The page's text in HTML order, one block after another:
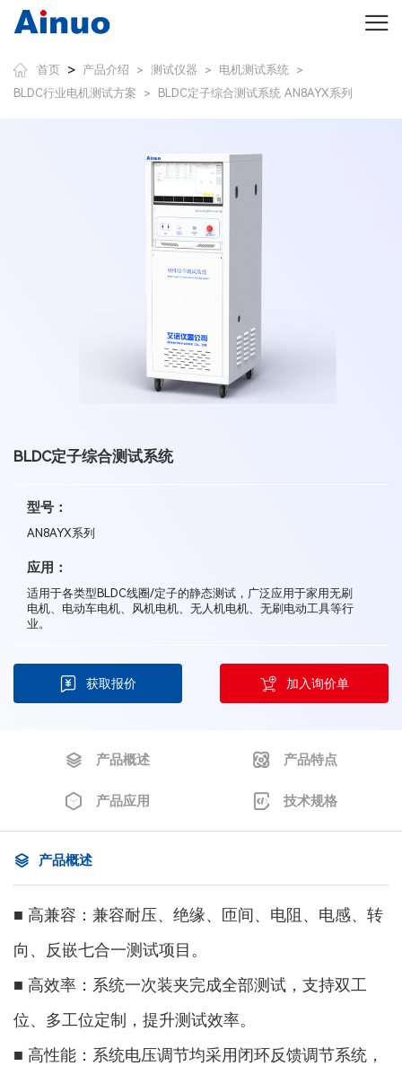
首页 > 产品介绍 > 测试仪器 > 电机测试系统 >
BLDC行业电机测试方案
> BLDC定子综合测试系统 AN8AYX系列
BLDC定子综合测试系统
型号：
AN8AYX系列
应用：
适用于各类型BLDC线圈/定子的静态测试，广泛应用于家用无刷
电机、电动车电机、风机电机、无人机电机、无刷电动工具等行
业。
获取报价 加入询价单
产品概述 产品特点
产品应用 技术规格
产品概述
■ 高兼容：兼容耐压、绝缘、匝间、电阻、电感、转
向、反嵌七合一测试项目。
■ 高效率：系统一次装夹完成全部测试，支持双工
位、多工位定制，提升测试效率。
■ 高性能：系统电压调节均采用闭环反馈调节系统，